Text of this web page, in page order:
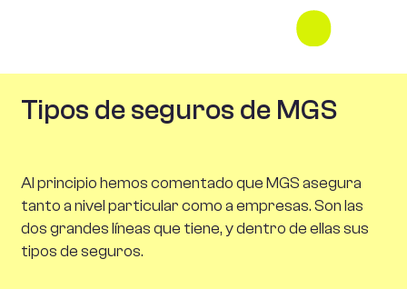
Tipos de seguros de MGS
Al principio hemos comentado que MGS asegura
tanto a nivel particular como a empresas. Son las
dos grandes líneas que tiene, y dentro de ellas sus
tipos de seguros.